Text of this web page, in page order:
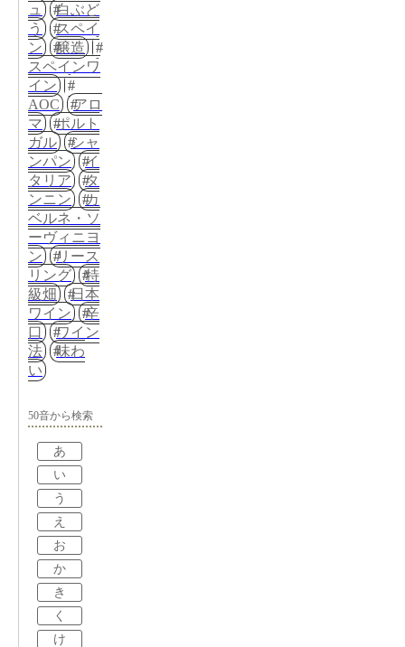
ュ
白ぶど
う
スペイ
ン
醸造
スペインワ
イン
AOC
アロ
マ
ポルト
ガル
シャ
ンパン
イ
タリア
タ
ンニン
カ
ベルネ・ソ
ーヴィニヨ
ン
リース
リング
特
級畑
日本
ワイン
辛
口
ワイン
法
味わ
い
50音から検索
あ
い
う
え
お
か
き
く
け